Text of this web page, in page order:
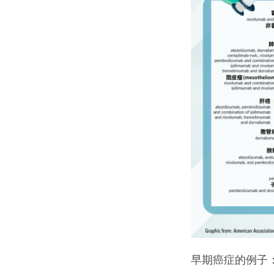
早期癌症的例子